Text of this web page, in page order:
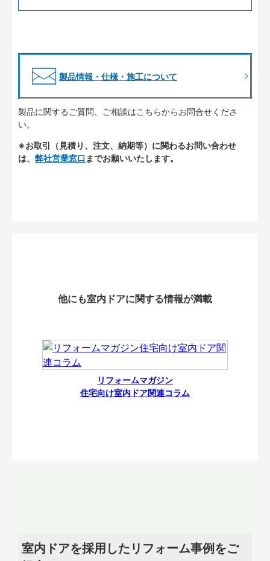
製品情報・仕様・施工について
製品に関するご質問、ご相談はこちらからお問合せくださ
い。
※お取引（見積り、注文、納期等）に関わるお問い合わせ
は、 弊社営業窓口 までお願いいたします。
他にも室内ドアに関する情報が満載
リフォームマガジン
住宅向け室内ドア関連コラム
室内ドアを採用したリフォーム事例をご